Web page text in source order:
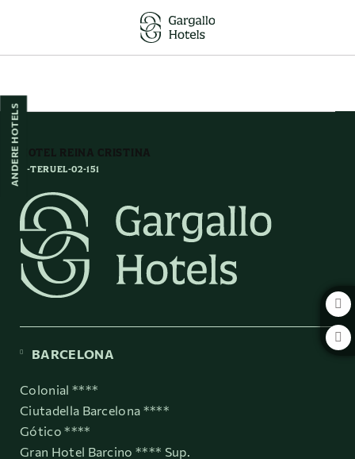
HOTEL REINA CRISTINA
H-TERUEL-02-151
BARCELONA
Colonial ****
Ciutadella Barcelona ****
Gótico ****
Gran Hotel Barcino **** Sup.
ANDERE HOTELS